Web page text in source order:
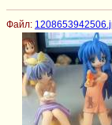
Файл: